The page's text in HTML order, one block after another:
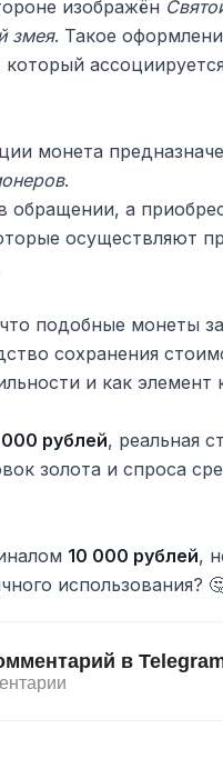
изображён
змея. Такое
монета
.
обращении, а
осуществляют
подобные монеты
сохранения
и как элемент
000 рублей, реальная
золота и спроса
10 000 рублей,
использования?